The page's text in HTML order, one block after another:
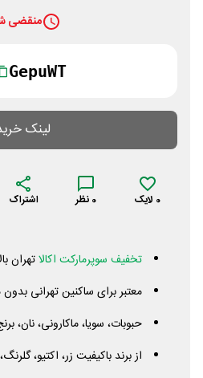
منقضی
GepuWT
لینک
0 لایک 0 نظر اشتراک
تخفیف سوپرمارکت اکالاتهران بالای 100
معتبر برای ساکنین تهرانی
حبوبات، سویا، ماکارونی، نان،
از برند باکیفیت زر، اکتیو،